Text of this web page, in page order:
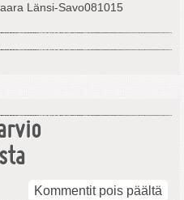
-
Länsi-Savo081015
Kommentit pois päältä